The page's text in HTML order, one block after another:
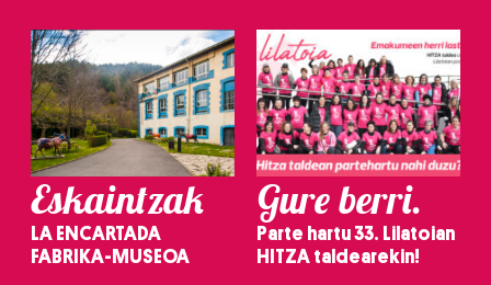
Eskaintzak
LA ENCARTADA
FABRIKA-MUSEOA
Gure berri.
Parte hartu 33. Lilatoian
HITZA taldearekin!